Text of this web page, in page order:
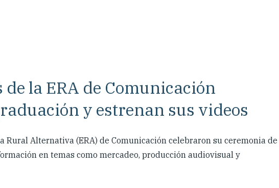
la ERA de Comunicación
y estrenan sus videos
Rural Alternativa (ERA) de Comunicación celebraron su ceremonia de
en temas como mercadeo, producción audiovisual y